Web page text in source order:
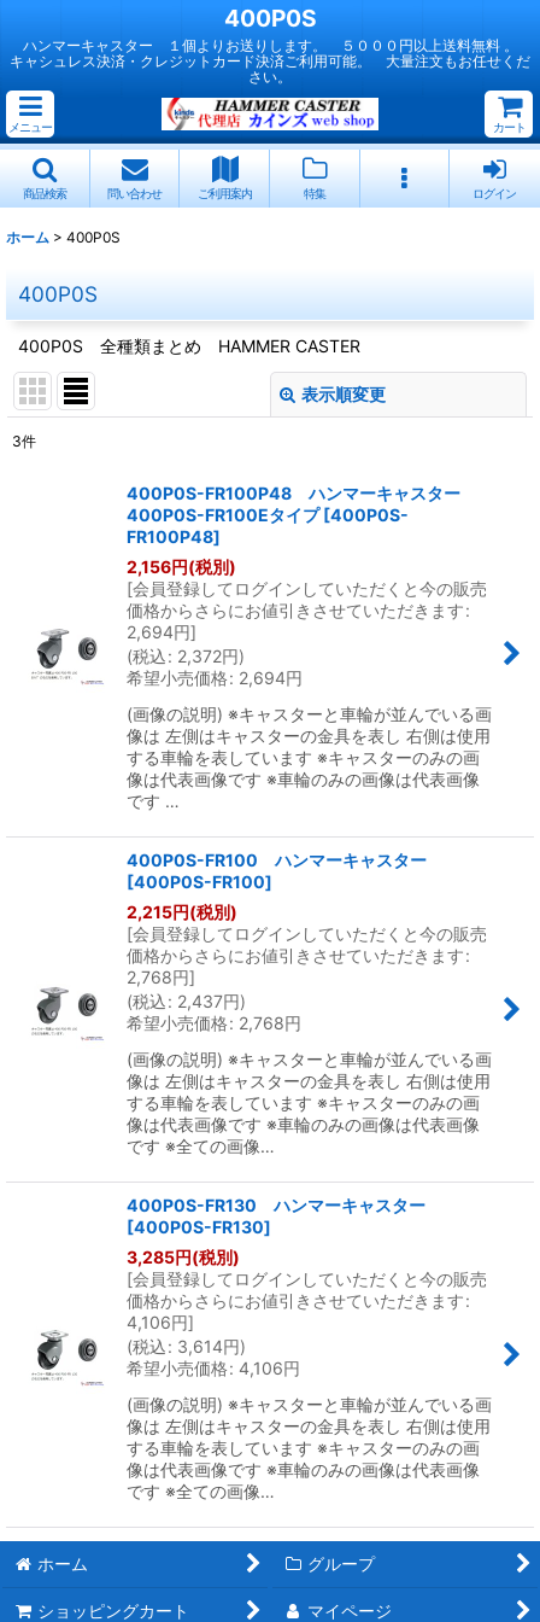
400P0S
ハンマーキャスター １個よりお送りします。 ５０００円以上送料無料 。
キャシュレス決済・クレジットカード決済ご利用可能。 大量注文もお任せくだ
さい。
メニュー カート
商品検索 問い合わせ ご利用案内 特集 ログイン
ホーム > 400P0S
400P0S
400P0S 全種類まとめ HAMMER CASTER
表示順変更
絞り込む
3件
400P0S-FR100P48 ハンマーキャスター
400P0S-FR100Eタイプ [400P0S-
FR100P48]
2,156円(税別)
[会員登録してログインしていただくと今の販売
価格からさらにお値引きさせていただきます:
2,694円]
(税込: 2,372円)
希望小売価格: 2,694円
(画像の説明) ※キャスターと車輪が並んでいる画
像は 左側はキャスターの金具を表し 右側は使用
する車輪を表しています ※キャスターのみの画
像は代表画像です ※車輪のみの画像は代表画像
です …
400P0S-FR100 ハンマーキャスター
[400P0S-FR100]
2,215円(税別)
[会員登録してログインしていただくと今の販売
価格からさらにお値引きさせていただきます:
2,768円]
(税込: 2,437円)
希望小売価格: 2,768円
(画像の説明) ※キャスターと車輪が並んでいる画
像は 左側はキャスターの金具を表し 右側は使用
する車輪を表しています ※キャスターのみの画
像は代表画像です ※車輪のみの画像は代表画像
です ※全ての画像…
400P0S-FR130 ハンマーキャスター
[400P0S-FR130]
3,285円(税別)
[会員登録してログインしていただくと今の販売
価格からさらにお値引きさせていただきます:
4,106円]
(税込: 3,614円)
希望小売価格: 4,106円
(画像の説明) ※キャスターと車輪が並んでいる画
像は 左側はキャスターの金具を表し 右側は使用
する車輪を表しています ※キャスターのみの画
像は代表画像です ※車輪のみの画像は代表画像
です ※全ての画像…
ホーム グループ
ショッピングカート マイページ